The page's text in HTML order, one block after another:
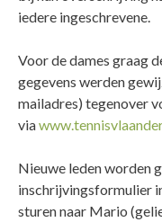
iedere ingeschrevene.
Voor de dames graag
gegevens werden
mailadres) tegenover
via
Nieuwe leden worden
inschrijvingsformulier
sturen naar Mario